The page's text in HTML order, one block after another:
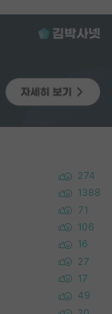
274
1388
71
106
16
27
17
49